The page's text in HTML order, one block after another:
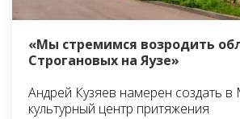
«Мы стремимся возродить
Строгановых на Яузе»
Андрей Кузяев намерен создать
культурный центр притяжения